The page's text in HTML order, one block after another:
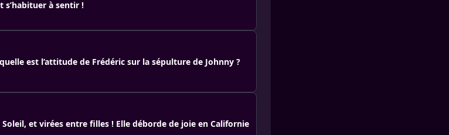
s’habituer à sentir !
est l’attitude de Frédéric sur la sépulture de Johnny ?
et virées entre filles ! Elle déborde de joie en Californie